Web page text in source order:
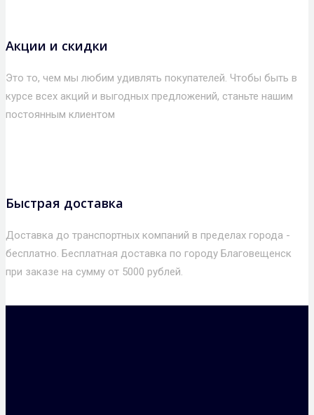
Акции и скидки
Это то, чем мы любим удивлять покупателей. Чтобы быть в
курсе всех акций и выгодных предложений, станьте нашим
постоянным клиентом
Быстрая доставка
Доставка до транспортных компаний в пределах города -
бесплатно. Бесплатная доставка по городу Благовещенск
при заказе на сумму от 5000 рублей.